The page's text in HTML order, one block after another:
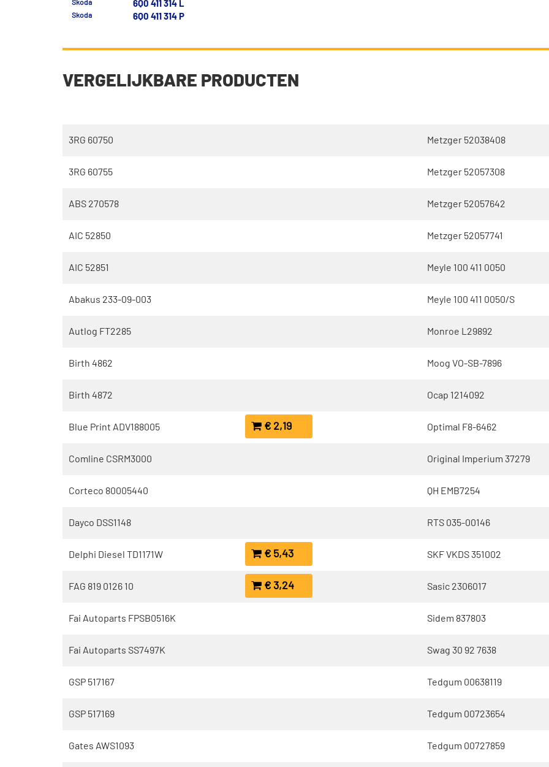
Skoda 6Q0 411 314 L
Skoda 6Q0 411 314 P
VERGELIJKBARE PRODUCTEN
3RG 60750
3RG 60755
ABS 270578
AIC 52850
AIC 52851
Abakus 233-09-003
Autlog FT2285
Birth 4862
Birth 4872
Blue Print ADV188005 € 2,19
Comline CSRM3000
Corteco 80005440
Dayco DSS1148
Delphi Diesel TD1171W € 5,43
FAG 819 0126 10 € 3,24
Fai Autoparts FPSB0516K
Fai Autoparts SS7497K
GSP 517167
GSP 517169
Gates AWS1093
Metzger 52038408
Metzger 52057308
Metzger 52057642
Metzger 52057741
Meyle 100 411 0050
Meyle 100 411 0050/S
Monroe L29892
Moog VO-SB-7896
Ocap 1214092
Optimal F8-6462
Original Imperium 37279
QH EMB7254
RTS 035-00146
SKF VKDS 351002
Sasic 2306017
Sidem 837803
Swag 30 92 7638
Tedgum 00638119
Tedgum 00723654
Tedgum 00727859